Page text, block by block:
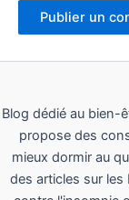
Blog dédié au bien-
propose des
mieux dormir au
des articles sur